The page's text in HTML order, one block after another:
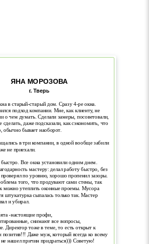
ЯНА МОРОЗОВА
г. Тверь
в старый-старый дом. Сразу 4-ре окна.
подход компании. Мне, как клиенту, не
о чем думать. Сделали замеры, посоветовали,
сделать, даже подсказали, как сэкономить, что
обычно бывает наоборот.
в три компании, в одной вообще забили
не приехали.
быстро. Все окна установили одним днем.
мастеру: делал работу быстро, без
по уровню, хорошо пропенил зазоры.
того, что продувают сами стены, так
можно утеплить оконные проемы. Мусора
штукатурка сыпалась только так. Мастер
и убирал.
-настоящие профи,
снимают все вопросы,
Директор тоже в теме, то есть открыт к
позитив!!! Даже муж, который всегда ко всему
не нашел причин придраться))) Советую!